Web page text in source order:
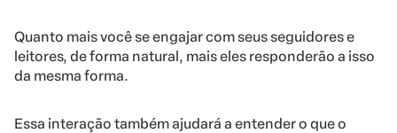
Quanto mais você se engajar com seus seguidores e
leitores, de forma natural, mais eles responderão a isso
da mesma forma.
Essa interação também ajudará a entender o que o